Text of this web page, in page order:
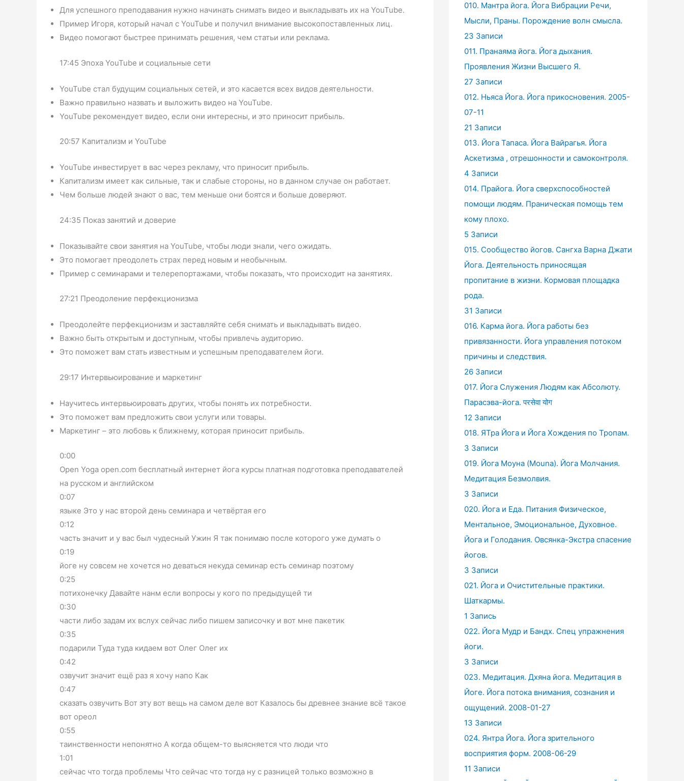
Для успешного преподавания нужно начинать снимать видео и выкладывать их на YouTube.
Пример Игоря, который начал с YouTube и получил внимание высокопоставленных лиц.
Видео помогают быстрее принимать решения, чем статьи или реклама.
17:45 Эпоха YouTube и социальные сети
YouTube стал будущим социальных сетей, и это касается всех видов деятельности.
Важно правильно назвать и выложить видео на YouTube.
YouTube рекомендует видео, если они интересны, и это приносит прибыль.
20:57 Капитализм и YouTube
YouTube инвестирует в вас через рекламу, что приносит прибыль.
Капитализм имеет как сильные, так и слабые стороны, но в данном случае он работает.
Чем больше людей знают о вас, тем меньше они боятся и больше доверяют.
24:35 Показ занятий и доверие
Показывайте свои занятия на YouTube, чтобы люди знали, чего ожидать.
Это помогает преодолеть страх перед новым и необычным.
Пример с семинарами и телерепортажами, чтобы показать, что происходит на занятиях.
27:21 Преодоление перфекционизма
Преодолейте перфекционизм и заставляйте себя снимать и выкладывать видео.
Важно быть открытым и доступным, чтобы привлечь аудиторию.
Это поможет вам стать известным и успешным преподавателем йоги.
29:17 Интервьюирование и маркетинг
Научитесь интервьюировать других, чтобы понять их потребности.
Это поможет вам предложить свои услуги или товары.
Маркетинг – это любовь к ближнему, которая приносит прибыль.
0:00
Open Yoga open.com бесплатный интернет йога курсы платная подготовка преподавателей
на русском и английском
0:07
языке Это у нас второй день семинара и четвёртая его
0:12
часть значит и у вас был чудесный Ужин Я так понимаю после которого уже думать о
0:19
йоге ну совсем не хочется но деваться некуда семинар есть семинар поэтому
0:25
потихонечку Давайте нанм если вопросы у кого по предыдущей ти
0:30
части либо задам их вслух сейчас либо пишем записочку и вот мне пакетик
0:35
подарили Туда туда кидаем вот Олег Олег их
0:42
озвучит значит ещё раз я хочу напо Как
0:47
сказать озвучить Вот эту вот вещь на самом деле вот Казалось бы древнее знание всё такое
вот ореол
0:55
таинственности непонятно А когда общем-то выясняется что люди что
1:01
сейчас что тогда проблемы Что сейчас что тогда ну с разницей только возможно в
010. Мантра йога. Йога Вибрации Речи,
Мысли, Праны. Порождение волн смысла.
23 Записи
011. Пранаяма йога. Йога дыхания.
Проявления Жизни Высшего Я.
27 Записи
012. Ньяса Йога. Йога прикосновения. 2005-
07-11
21 Записи
013. Йога Тапаса. Йога Вайрагья. Йога
Аскетизма , отрешонности и самоконтроля.
4 Записи
014. Прайога. Йога сверхспособностей
помощи людям. Праническая помощь тем
кому плохо.
5 Записи
015. Сообщество йогов. Сангха Варна Джати
Йога. Деятельность приносящая
пропитание в жизни. Кормовая площадка
рода.
31 Записи
016. Карма йога. Йога работы без
привязанности. Йога управления потоком
причины и следствия.
26 Записи
017. Йога Служения Людям как Абсолюту.
Парасэва-йога. परसेवा योग
12 Записи
018. ЯТра Йога и Йога Хождения по Тропам.
3 Записи
019. Йога Моуна (Mouna). Йога Молчания.
Медитация Безмолвия.
3 Записи
020. Йога и Еда. Питания Физическое,
Ментальное, Эмоциональное, Духовное.
Йога и Голодания. Овсянка-Экстра спасение
йогов.
3 Записи
021. Йога и Очистительные практики.
Шаткармы.
1 Запись
022. Йога Мудр и Бандх. Спец упражнения
йоги.
3 Записи
023. Медитация. Дхяна йога. Медитация в
Йоге. Йога потока внимания, сознания и
ощущений. 2008-01-27
13 Записи
024. Янтра Йога. Йога зрительного
восприятия форм. 2008-06-29
11 Записи